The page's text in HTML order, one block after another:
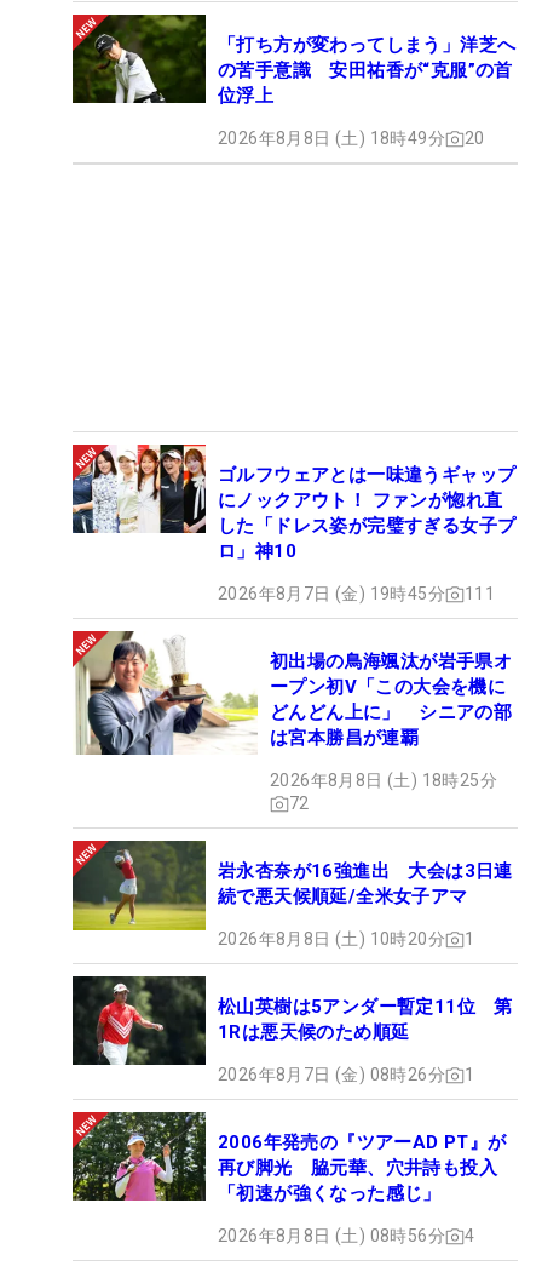
「打ち方が変わってしまう」洋芝へ
の苦手意識 安田祐香が“克服”の首
位浮上
2026年8月8日 (土) 18時49分 20
ゴルフウェアとは一味違うギャップ
にノックアウト！ ファンが惚れ直
した「ドレス姿が完璧すぎる女子プ
ロ」神10
2026年8月7日 (金) 19時45分 111
初出場の鳥海颯汰が岩手県オ
ープン初V「この大会を機に
どんどん上に」 シニアの部
は宮本勝昌が連覇
2026年8月8日 (土) 18時25分
72
岩永杏奈が16強進出 大会は3日連
続で悪天候順延/全米女子アマ
2026年8月8日 (土) 10時20分 1
松山英樹は5アンダー暫定11位 第
1Rは悪天候のため順延
2026年8月7日 (金) 08時26分 1
2006年発売の『ツアーAD PT』が
再び脚光 脇元華、穴井詩も投入
「初速が強くなった感じ」
2026年8月8日 (土) 08時56分 4